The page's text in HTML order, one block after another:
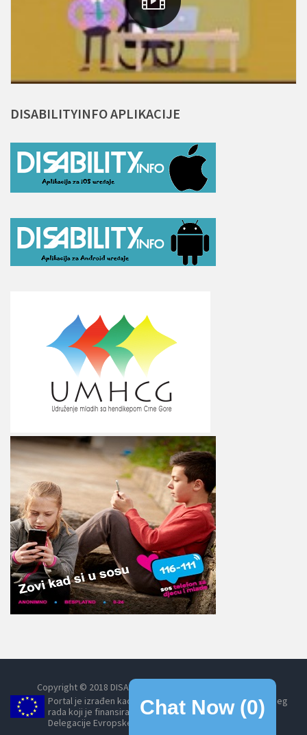
DISABILITYINFOAPLIKACIJE
Copyright © 2018 DISABILITYINFO.me All Rights Reserved.
Portal je izrađen kao dio projekta Umrežavanjem do boljeg
rada koji je finansirala Evropska unija, posredstvom
Delegacije Evropske unije u Crnoj Gori.
Chat Now (0)